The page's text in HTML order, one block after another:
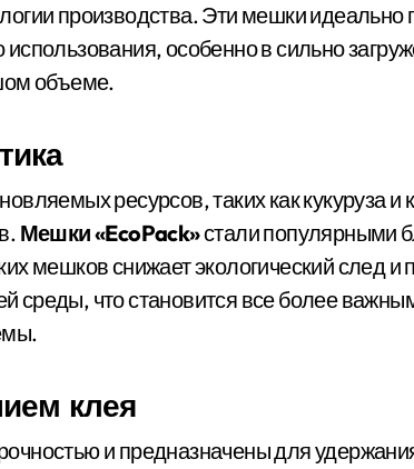
производства. Эти мешки идеально
особенно в сильно
объеме.
ресурсов, таких как кукуруза и
Мешки «EcoPack»стали популярными
мешков снижает экологический след и
среды, что становится все более
клея
и предназначены для